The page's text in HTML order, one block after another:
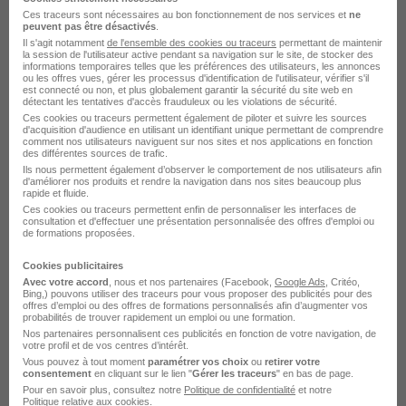
« résolument au service de l’humain et non
l’inverse »età écouter les plus jeunes, tant sur
leurs aspirations que leurs suggestions. En
témoigne un certain nombre d’initiatives visant à
faire remonter les idées des collaborateurs qui
contribuent ainsi à la vie du cabinet, dans un
esprit intrapreneurial.
KPMG a également créé sa propre fondation, qui
œuvre autour de 2 piliers : le progrès social (avec
trois domaines d’intervention : l’éducation,
l’entrepreneuriat solidaire et la réinsertion de
populations fragilisées) et l’environnement. Celle-
ci propose aux collaborateurs volontaires de
s’engager sur des projets qui s’inscrivent dans ce
cadre…« Cela nous permet de mettre à profit nos
compétences auprès de personnes qui en ont
Ces traceurs sont nécessaires au bon fonctionnement de nos services et ne
peuvent pas être désactivés
Il s'agit notamment de l'ensemble des cookies ou traceurs permettant de maintenir
la session de l'utilisateur active pendant sa navigation sur le site, de stocker des
informations temporaires telles que les préférences des utilisateurs, les annonces
ou les offres vues, gérer les processus d'identification de l'utilisateur, vérifier s'il
est connecté ou non, et plus globalement garantir la sécurité du site web en
détectant les tentatives d'accès frauduleux ou les violations de sécurité.
Ces cookies ou traceurs permettent également de piloter et suivre les sources
d'acquisition d'audience en utilisant un identifiant unique permettant de comprendre
comment nos utilisateurs naviguent sur nos sites et nos applications en fonction
des différentes sources de trafic.
Ils nous permettent également d’observer le comportement de nos utilisateurs afin
d'améliorer nos produits et rendre la navigation dans nos sites beaucoup plus
rapide et fluide.
Ces cookies ou traceurs permettent enfin de personnaliser les interfaces de
consultation et d'effectuer une présentation personnalisée des offres d'emploi ou
de formations proposées.
Cookies publicitaires
Avec votre accord , nous et nos partenaires (Facebook, Google Ads , Critéo,
Bing,) pouvons utiliser des traceurs pour vous proposer des publicités pour des
offres d’emploi ou des offres de formations personnalisés afin d’augmenter vos
probabilités de trouver rapidement un emploi ou une formation.
Nos partenaires personnalisent ces publicités en fonction de votre navigation, de
votre profil et de vos centres d’intérêt.
Vous pouvez à tout moment paramétrer vos choix ou retirer votre
consentement en cliquant sur le lien "Gérer les traceurs" en bas de page.
Pour en savoir plus, consultez notre Politique de confidentialité et notre
Politique relative aux cookies